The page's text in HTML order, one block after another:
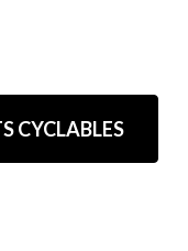
CYCLABLES